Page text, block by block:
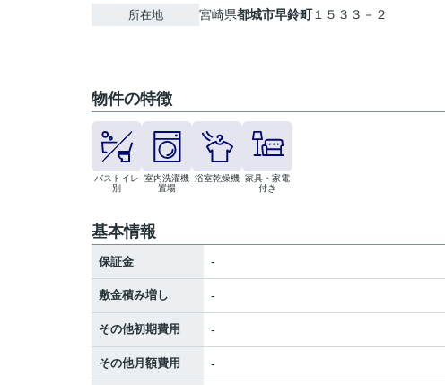
所在地 宮崎県都城市早鈴町１５３３－２
物件の特徴
バストイレ
別
室内洗濯機
置場
浴室乾燥機 家具・家電
付き
基本情報
保証金 -
敷金積み増し -
その他初期費用 -
その他月額費用 -